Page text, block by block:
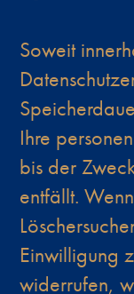
Soweit
Ihre
bis der
entfällt.
Einwilligung
widerrufen,